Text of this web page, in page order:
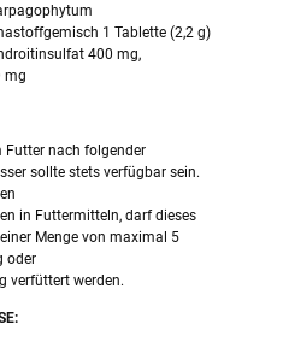
1 Tablette (2,2 g)
400 mg,
mg
Futter nach folgender
sollte stets verfügbar sein.
in Futtermitteln, darf dieses
Menge von maximal 5
oder
verfüttert werden.